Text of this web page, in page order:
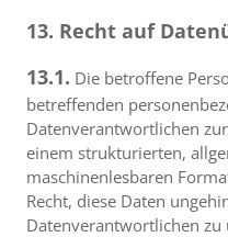
13. Recht auf
13.1. Die betroffene
betreffenden
Datenverantwortlichen
einem strukturierten,
maschinenlesbaren
Recht, diese Daten
Datenverantwortlichen